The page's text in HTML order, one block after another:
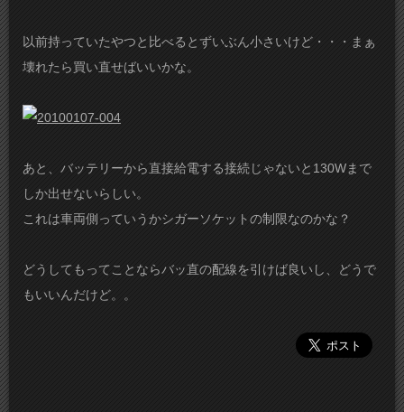
以前持っていたやつと比べるとずいぶん小さいけど・・・まぁ
壊れたら買い直せばいいかな。
あと、バッテリーから直接給電する接続じゃないと130Wまで
しか出せないらしい。
これは車両側っていうかシガーソケットの制限なのかな？
どうしてもってことならバッ直の配線を引けば良いし、どうで
もいいんだけど。。